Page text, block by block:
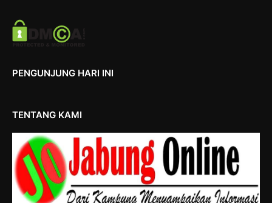
PENGUNJUNG HARI INI
TENTANG KAMI